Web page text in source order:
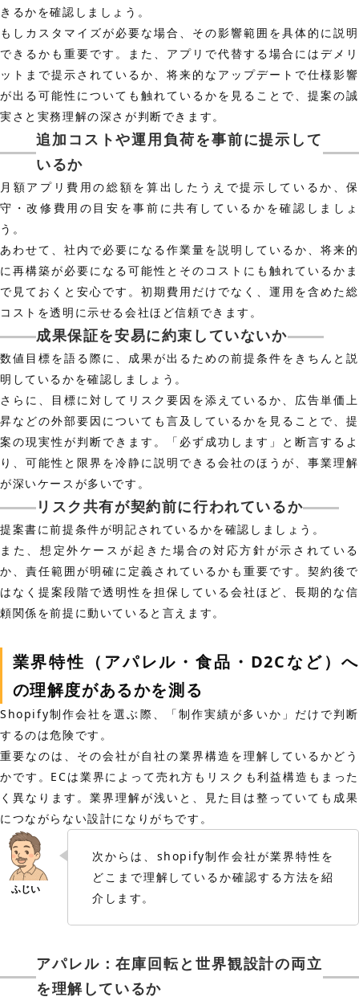
きるかを確認しましょう。
もしカスタマイズが必要な場合、その影響範囲を具体的に説明
できるかも重要です。また、アプリで代替する場合にはデメリ
ットまで提示されているか、将来的なアップデートで仕様影響
が出る可能性についても触れているかを見ることで、提案の誠
実さと実務理解の深さが判断できます。
追加コストや運用負荷を事前に提示して
いるか
月額アプリ費用の総額を算出したうえで提示しているか、保
守・改修費用の目安を事前に共有しているかを確認しましょ
う。
あわせて、社内で必要になる作業量を説明しているか、将来的
に再構築が必要になる可能性とそのコストにも触れているかま
で見ておくと安心です。初期費用だけでなく、運用を含めた総
コストを透明に示せる会社ほど信頼できます。
成果保証を安易に約束していないか
数値目標を語る際に、成果が出るための前提条件をきちんと説
明しているかを確認しましょう。
さらに、目標に対してリスク要因を添えているか、広告単価上
昇などの外部要因についても言及しているかを見ることで、提
案の現実性が判断できます。「必ず成功します」と断言するよ
り、可能性と限界を冷静に説明できる会社のほうが、事業理解
が深いケースが多いです。
リスク共有が契約前に行われているか
提案書に前提条件が明記されているかを確認しましょう。
また、想定外ケースが起きた場合の対応方針が示されている
か、責任範囲が明確に定義されているかも重要です。契約後で
はなく提案段階で透明性を担保している会社ほど、長期的な信
頼関係を前提に動いていると言えます。
業界特性（アパレル・食品・D2Cなど）へ
の理解度があるかを測る
Shopify制作会社を選ぶ際、「制作実績が多いか」だけで判断
するのは危険です。
重要なのは、その会社が自社の業界構造を理解しているかどう
かです。ECは業界によって売れ方もリスクも利益構造もまった
く異なります。業界理解が浅いと、見た目は整っていても成果
につながらない設計になりがちです。
次からは、shopify制作会社が業界特性を
どこまで理解しているか確認する方法を紹
介します。
アパレル：在庫回転と世界観設計の両立
を理解しているか